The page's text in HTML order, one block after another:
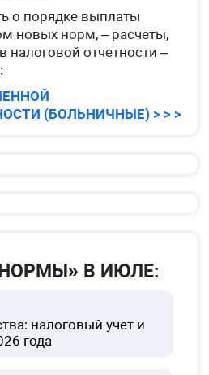
о порядке выплаты
новых норм, – расчеты,
налоговой отчетности –
(БОЛЬНИЧНЫЕ) > > >
В ИЮЛЕ:
налоговый учет и
года